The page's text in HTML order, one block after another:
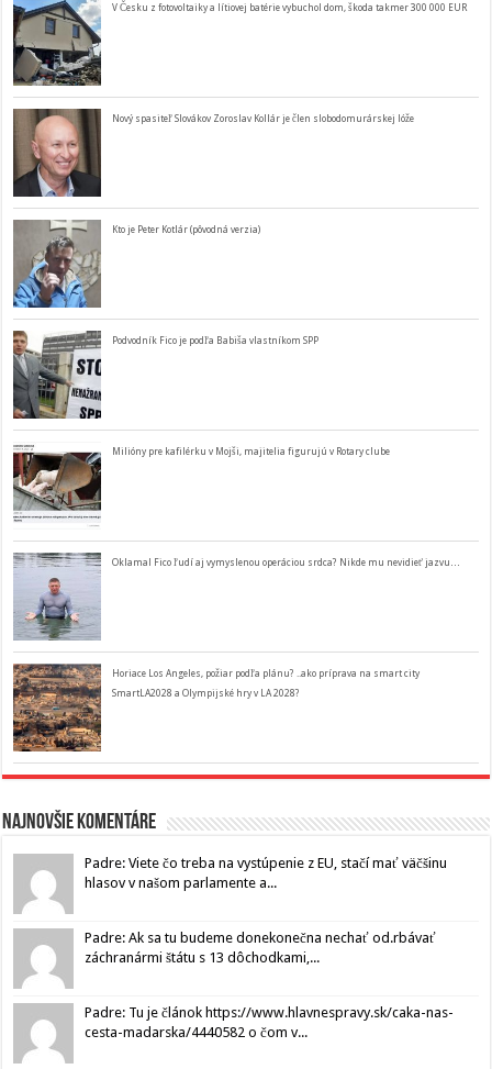
V Česku z fotovoltaiky a lítiovej batérie vybuchol dom, škoda takmer 300 000 EUR
Nový spasiteľ Slovákov Zoroslav Kollár je člen slobodomurárskej lóže
Kto je Peter Kotlár (pôvodná verzia)
Podvodník Fico je podľa Babiša vlastníkom SPP
Milióny pre kafilérku v Mojši, majitelia figurujú v Rotary clube
Oklamal Fico ľudí aj vymyslenou operáciou srdca? Nikde mu nevidieť jazvu…
Horiace Los Angeles, požiar podľa plánu? ..ako príprava na smart city
SmartLA2028 a Olympijské hry v LA 2028?
Najnovšie komentáre
Padre: Viete čo treba na vystúpenie z EU, stačí mať väčšinu
hlasov v našom parlamente a...
Padre: Ak sa tu budeme donekonečna nechať od.rbávať
záchranármi štátu s 13 dôchodkami,...
Padre: Tu je článok https://www.hlavnespravy.sk/caka-nas-
cesta-madarska/4440582 o čom v...